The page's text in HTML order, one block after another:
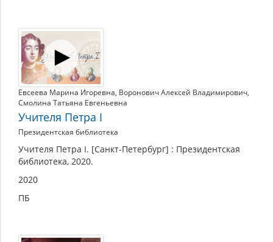
Евсеева Марина Игоревна, Воронович Алексей Владимирович,
Смолина Татьяна Евгеньевна
Учителя Петра I
Президентская библиотека
Учителя Петра I. [Санкт-Петербург] : Президентская
библиотека, 2020.
2020
ПБ